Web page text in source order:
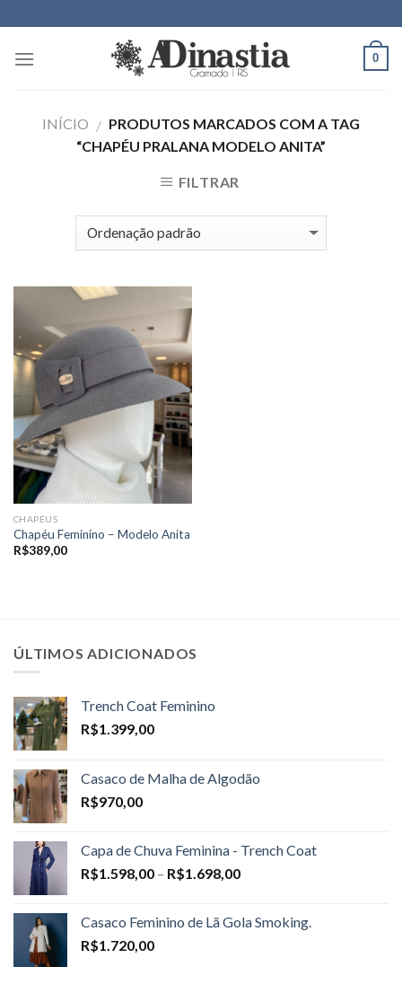
to
content
0
INÍCIO / PRODUTOS MARCADOS COM A TAG
“CHAPÉU PRALANA MODELO ANITA”
FILTRAR
CHAPÉUS
Chapéu Feminino – Modelo Anita
R$389,00
ÚLTIMOS ADICIONADOS
Trench Coat Feminino
R$1.399,00
Casaco de Malha de Algodão
R$970,00
Capa de Chuva Feminina - Trench Coat
R$1.598,00 – R$1.698,00Price
through
Casaco Feminino de Lã Gola Smoking.
R$1.720,00